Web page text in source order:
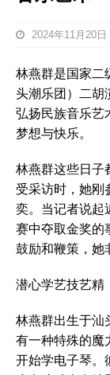
2024年11月20
林燕群是国家二
头潮乐团）二胡
弘扬民族音乐艺
梦想与快乐。
林燕群这些日子
受采访时，她刚
奕。当记者说起
赛中夺取金奖的
鼓励和鞭策，她
潜心学艺技艺精
林燕群出生于汕
有一种特殊的魔
开始学电子琴。